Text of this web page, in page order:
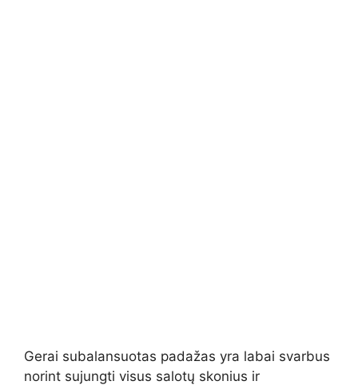
Gerai subalansuotas padažas yra labai svarbus
norint sujungti visus salotų skonius ir